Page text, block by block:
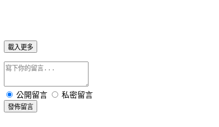
載入更多
公開留言 私密留言
發佈留言